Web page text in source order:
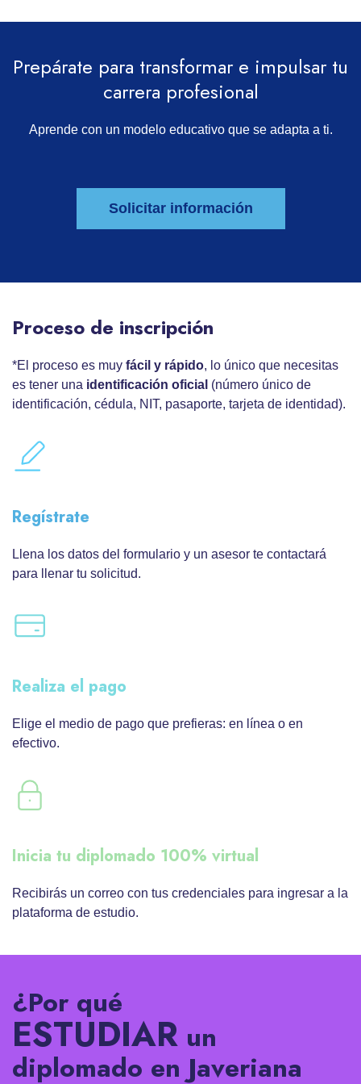
Prepárate para transformar e impulsar tu
carrera profesional
Aprende con un modelo educativo que se adapta a ti.
Solicitar información
Proceso de inscripción
*El proceso es muy fácil y rápido, lo único que necesitas
es tener una identificación oficial (número único de
identificación, cédula, NIT, pasaporte, tarjeta de identidad).
Regístrate
Llena los datos del formulario y un asesor te contactará
para llenar tu solicitud.
Realiza el pago
Elige el medio de pago que prefieras: en línea o en
efectivo.
Inicia tu diplomado 100% virtual
Recibirás un correo con tus credenciales para ingresar a la
plataforma de estudio.
¿Por qué
ESTUDIAR un
diplomado en Javeriana